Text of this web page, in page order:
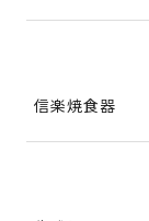
信楽焼食器